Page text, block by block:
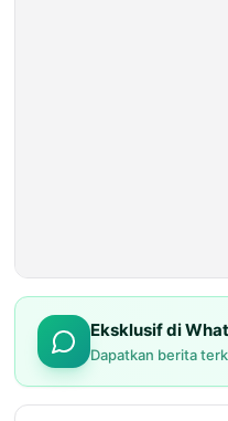
Eksklusif di
Dapatkan berita